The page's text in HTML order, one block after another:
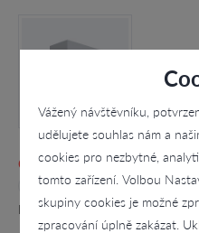
Vážený návštěvníku,
udělujete souhlas nám a
cookies pro nezbytné,
tomto zařízení. Volbou
skupiny cookies je možné
zpracování úplně zakázat.
cech mbplast s.r.o.
4.6
Kozinova 1488, Moravské